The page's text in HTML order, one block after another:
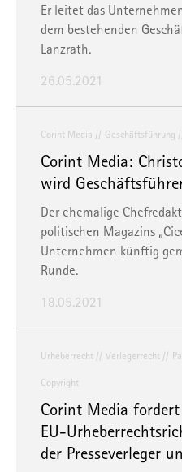
Er leitet das
dem bestehenden
Lanzrath.
26.05.2021
Corint Media Geschäftsführung
Corint Media:
wird
Der ehemalige
politischen Magazins
Unternehmen künftig
Runde.
18.05.2021
Urheberrecht Verlegerrecht
Copyright
Corint Media
EU-
der Presseverleger